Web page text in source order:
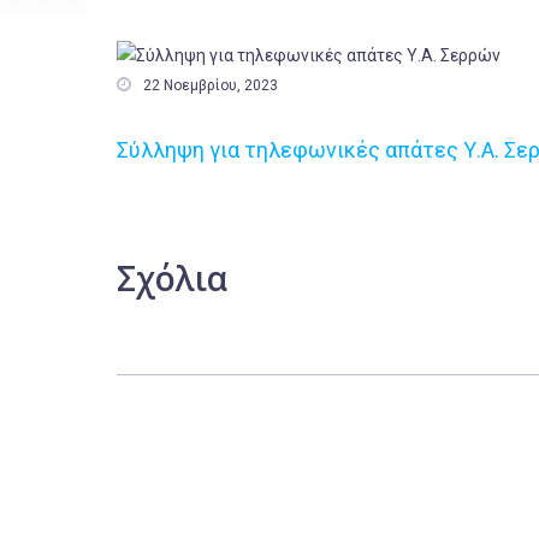
 22 Νοεμβρίου, 2023
Σύλληψη για τηλεφωνικές απάτες Υ.Α.
Σχόλια